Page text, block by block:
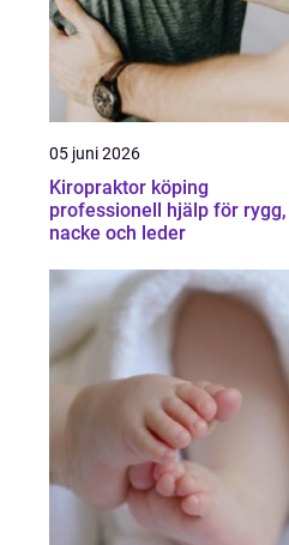
05 juni 2026
Kiropraktor köping
professionell hjälp för rygg,
nacke och leder